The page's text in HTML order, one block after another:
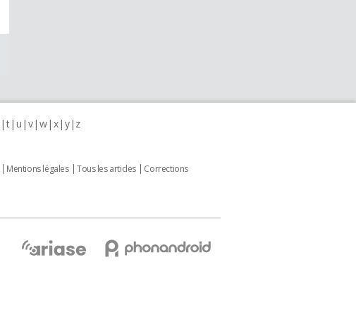
t u v w x y z
Mentions légales Tous les articles
Corrections